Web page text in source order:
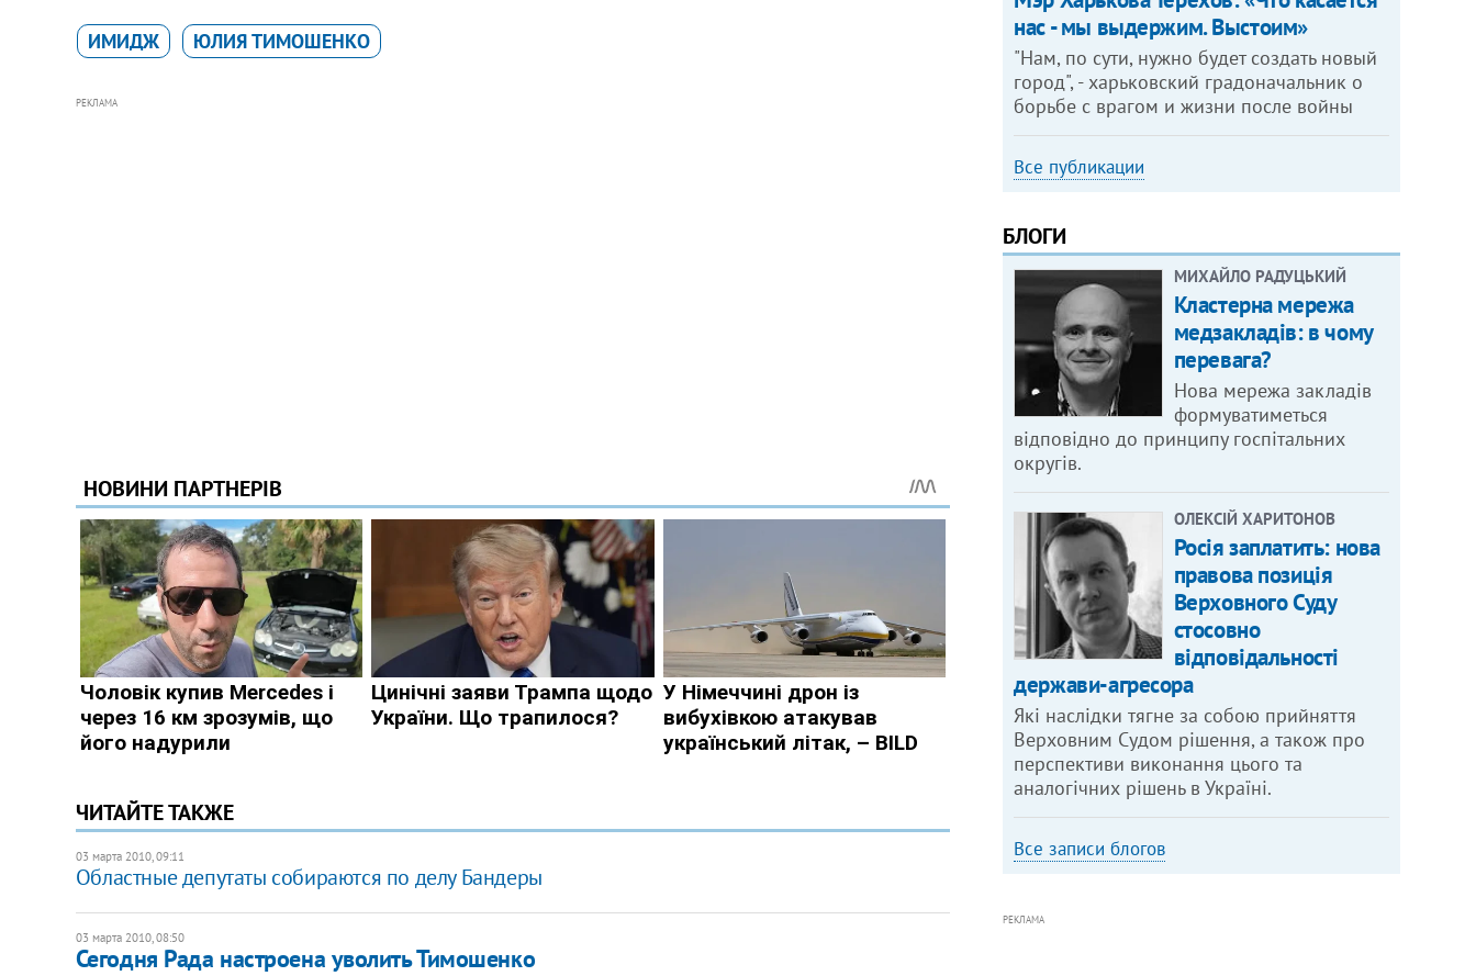
ИМИДЖ ЮЛИЯ ТИМОШЕНКО
РЕКЛАМА
ЧИТАЙТЕ ТАКЖЕ
03 марта 2010, 09:11
Областные депутаты собираются по делу Бандеры
03 марта 2010, 08:50
Сегодня Рада настроена уволить Тимошенко
нас - мы выдержим. Выстоим»
"Нам, по сути, нужно будет создать новый
город", - харьковский градоначальник о
борьбе с врагом и жизни после войны
Все публикации
БЛОГИ
МИХАЙЛО РАДУЦЬКИЙ
Кластерна мережа
медзакладів: в чому
перевага?
Нова мережа закладів
формуватиметься
відповідно до принципу госпітальних
округів.
ОЛЕКСІЙ ХАРИТОНОВ
Росія заплатить: нова
правова позиція
Верховного Суду
стосовно
відповідальності
держави-агресора
Які наслідки тягне за собою прийняття
Верховним Судом рішення, а також про
перспективи виконання цього та
аналогічних рішень в Україні.
Все записи блогов
РЕКЛАМА